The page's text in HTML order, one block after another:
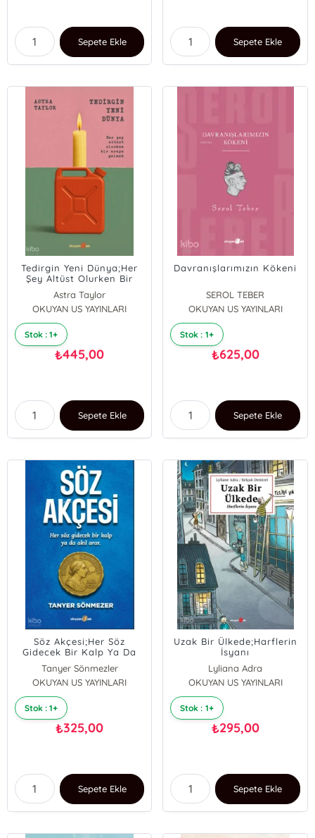
Sepete Ekle Sepete Ekle
Tedirgin Yeni Dünya;Her
Şey Altüst Olurken Bir
Araya Gelmek
Astra Taylor
OKUYAN US YAYINLARI
Stok : 1+
₺445,00
Sepete Ekle
Davranışlarımızın Kökeni
SEROL TEBER
OKUYAN US YAYINLARI
Stok : 1+
₺625,00
Sepete Ekle
Söz Akçesi;Her Söz
Gidecek Bir Kalp Ya Da
Bir Akıl Arar.
Tanyer Sönmezler
OKUYAN US YAYINLARI
Stok : 1+
₺325,00
Sepete Ekle
Uzak Bir Ülkede;Harflerin
İsyanı
Lyliana Adra
OKUYAN US YAYINLARI
Stok : 1+
₺295,00
Sepete Ekle